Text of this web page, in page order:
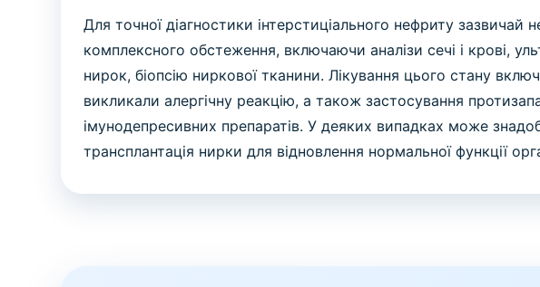
Для точної діагностики інтерстиціального нефриту зазвичай
комплексного обстеження, включаючи аналізи сечі і крові,
нирок, біопсію ниркової тканини. Лікування цього стану
викликали алергічну реакцію, а також застосування
імунодепресивних препаратів. У деяких випадках може
трансплантація нирки для відновлення нормальної функції